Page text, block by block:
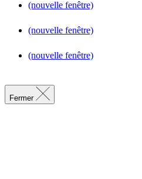
(nouvelle fenêtre)
(nouvelle fenêtre)
(nouvelle fenêtre)
Fermer